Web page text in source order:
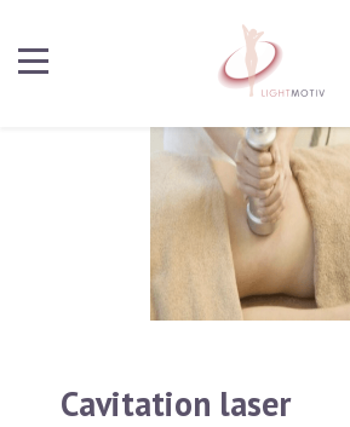
Cavitation laser